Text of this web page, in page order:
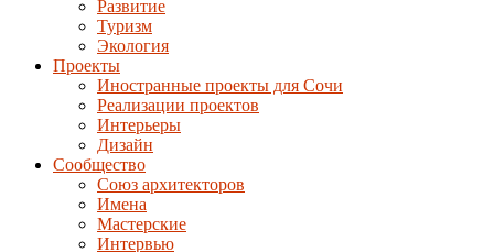
Развитие
Туризм
Экология
Проекты
Иностранные проекты для Сочи
Реализации проектов
Интерьеры
Дизайн
Сообщество
Союз архитекторов
Имена
Мастерские
Интервью